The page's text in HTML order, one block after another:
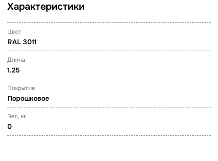
Характеристики
Цвет
RAL 3011
Длина
1.25
Покрытие
Порошковое
Вес, кг
0